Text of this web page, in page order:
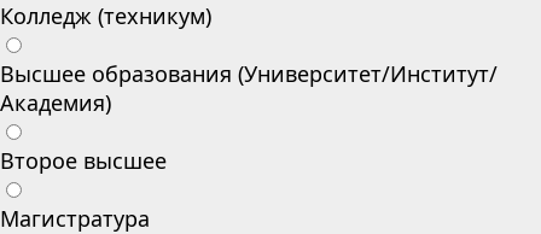
Колледж (техникум)
Высшее образования (Университет/Институт/
Академия)
Второе высшее
Магистратура